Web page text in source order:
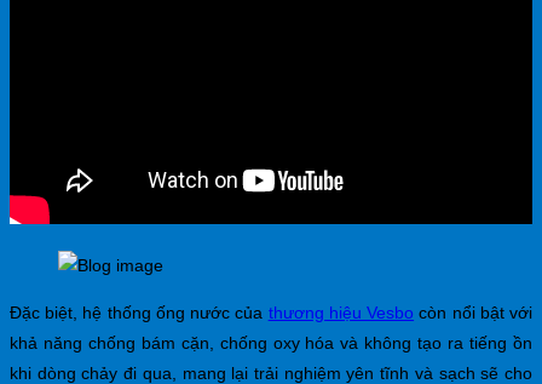
Đặc biệt, hệ thống ống nước của thương hiệu Vesbo còn nổi bật với
khả năng chống bám cặn, chống oxy hóa và không tạo ra tiếng ồn
khi dòng chảy đi qua, mang lại trải nghiệm yên tĩnh và sạch sẽ cho